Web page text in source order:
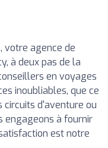
, votre agence de
à deux pas de la
en voyages
inoubliables, que ce
circuits d'aventure ou
engageons à fournir
est notre